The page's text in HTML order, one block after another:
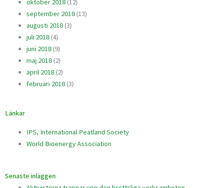
september 2018(13)
augusti 2018(3)
juli 2018(4)
juni 2018(9)
maj 2018(2)
april 2018(2)
februari 2018(3)
Länkar
IPS, International Peatland Society
World Bioenergy Association
Senaste inläggen